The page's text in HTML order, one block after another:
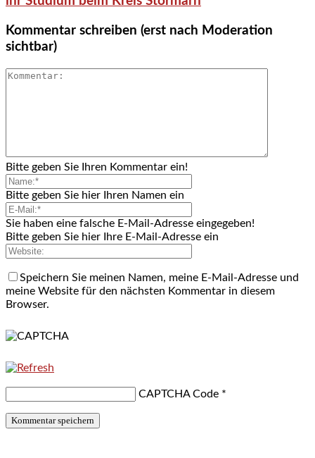
Kommentar schreiben (erst nach Moderation
sichtbar)
Bitte geben Sie Ihren Kommentar ein!
Bitte geben Sie hier Ihren Namen ein
Sie haben eine falsche E-Mail-Adresse eingegeben!
Bitte geben Sie hier Ihre E-Mail-Adresse ein
Speichern Sie meinen Namen, meine E-Mail-Adresse und
meine Website für den nächsten Kommentar in diesem
Browser.
CAPTCHA Code *